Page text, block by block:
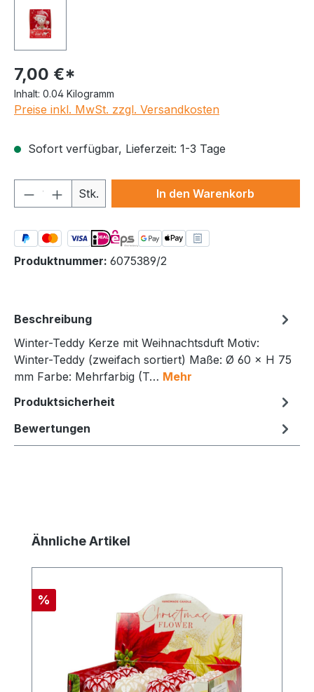
7,00 €*
Inhalt: 0.04 Kilogramm
Preise inkl. MwSt. zzgl. Versandkosten
Sofort verfügbar, Lieferzeit: 1-3 Tage
Produkt Anzahl: Gib den
Stk. In den Warenkorb
Produktnummer: 6075389/2
Beschreibung
Winter-Teddy Kerze mit Weihnachtsduft Motiv:
Winter-Teddy (zweifach sortiert) Maße: Ø 60 × H 75
mm Farbe: Mehrfarbig (T… Mehr
Produktsicherheit
Bewertungen
Produktgalerie überspringen
Ähnliche Artikel
Rabatt
%